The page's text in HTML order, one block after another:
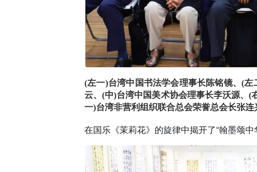
(左一)台湾中国书法学会理事长陈铭镜、(
云、(中)台湾中国美术协会理事长李沃源、
一)台湾非营利组织联合总会荣誉总会长张连
在国乐《茉莉花》的旋律中揭开了“翰墨颂